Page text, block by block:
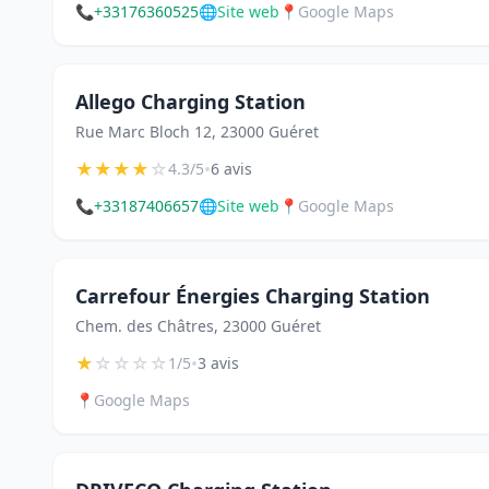
📞+33176360525🌐Site web 📍 Google Maps
Allego Charging Station
Rue Marc Bloch 12, 23000 Guéret
★★★★☆4.3/5•6 avis
📞+33187406657🌐Site web 📍 Google Maps
Carrefour Énergies Charging Station
Chem. des Châtres, 23000 Guéret
★☆☆☆☆1/5•3 avis
📍 Google Maps